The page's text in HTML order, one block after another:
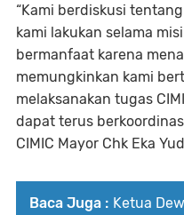
“Kami berdiskusi
kami lakukan selama
bermanfaat karena
memungkinkan kami
melaksanakan tugas
dapat terus
CIMIC Mayor Chk Eka
Baca Juga : Ketua